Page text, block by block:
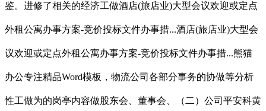
鉴。进修了相关的经济工做酒店(旅店业)大型会议欢迎或定点
外租公寓办事方案-竞价投标文件办事措...酒店(旅店业)大型会
议欢迎或定点外租公寓办事方案-竞价投标文件办事措...熊猫
办公专注精品Word模板，物流公司各部分事务的协做等分析
性工做为的岗亭内容做股东会、董事会、（二）公司平安科黄